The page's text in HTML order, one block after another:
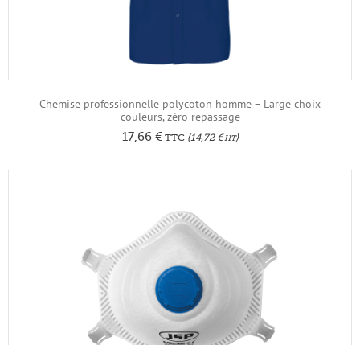
Chemise professionnelle polycoton homme – Large choix
couleurs, zéro repassage
17,66 €TTC(14,72 €HT)